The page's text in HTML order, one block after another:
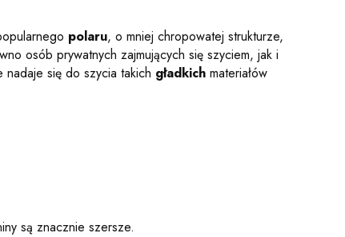
polaru, o mniej chropowatej strukturze,
osób prywatnych zajmujących się szyciem, jak i
nadaje się do szycia takich gładkich materiałów
są znacznie szersze.